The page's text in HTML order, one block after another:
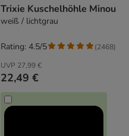
Trixie Kuschelhöhle Minou
weiß / lichtgrau
UVP 27,99 €
22,49 €
Rating: 4.5/5 (2468)